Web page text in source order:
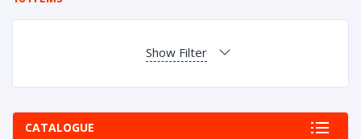
Show Filter
CATALOGUE